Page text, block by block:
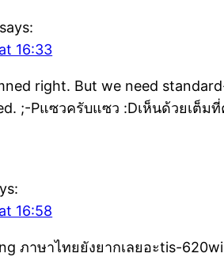
says:
16:33
right. But we need
;-Pแซวครับแซว :Dเห็นด้วยเต็ม
16:58
ภาษาไทยยังยากเลยอะtis-